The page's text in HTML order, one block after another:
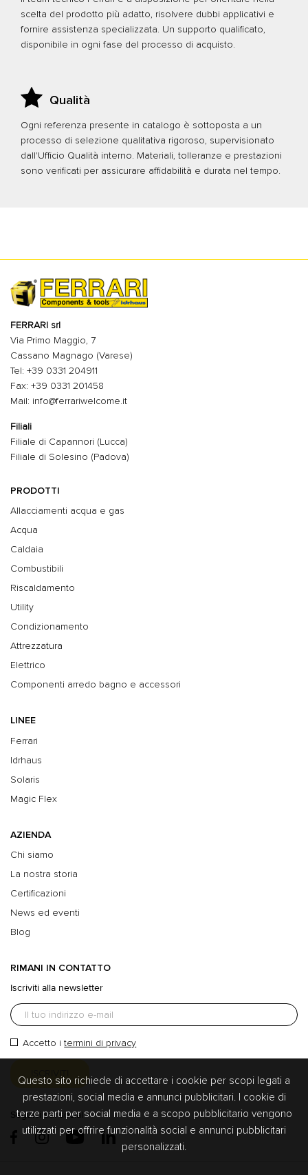
scelta del prodotto più adatto, risolvere dubbi applicativi e
fornire assistenza specializzata. Un supporto qualificato,
disponibile in ogni fase del processo di acquisto.
Qualità
Ogni referenza presente in catalogo è sottoposta a un
processo di selezione qualitativa rigoroso, supervisionato
dall'Ufficio Qualità interno. Materiali, tolleranze e prestazioni
sono verificati per assicurare affidabilità e durata nel tempo.
Questo sito richiede di accettare i cookie per scopi legati a
prestazioni, social media e annunci pubblicitari. I cookie di
terze parti per social media e a scopo pubblicitario vengono
utilizzati per offrire funzionalità social e annunci pubblicitari
personalizzati.
FERRARI srl
Via Primo Maggio, 7
Cassano Magnago (Varese)
Tel: +39 0331 204911
Fax: +39 0331 201458
Mail: info@ferrariwelcome.it
Filiali
Filiale di Capannori (Lucca)
Filiale di Solesino (Padova)
PRODOTTI
Allacciamenti acqua e gas
Acqua
Caldaia
Combustibili
Riscaldamento
Utility
Condizionamento
Attrezzatura
Elettrico
Componenti arredo bagno e accessori
LINEE
Ferrari
Idrhaus
Solaris
Magic Flex
AZIENDA
Chi siamo
La nostra storia
Certificazioni
News ed eventi
Blog
RIMANI IN CONTATTO
Iscriviti alla newsletter
Accetto itermini di privacy
Seguici sui social